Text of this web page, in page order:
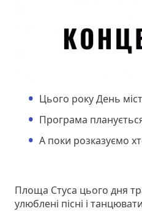
Цього року День
Програма
А поки розказуємо
Площа Стуса цього дня
улюблені пісні і